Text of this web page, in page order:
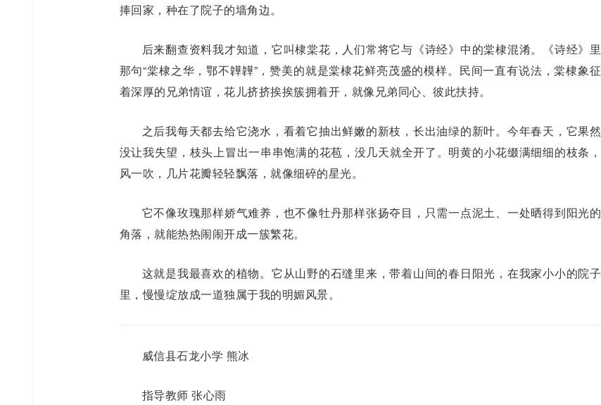
捧回家，种在了院子的墙角边。
后来翻查资料我才知道，它叫棣棠花，人们常将它与《诗经》中的棠棣混淆。《诗经》里
那句“棠棣之华，鄂不韡韡”，赞美的就是棠棣花鲜亮茂盛的模样。民间一直有说法，棠棣象征
着深厚的兄弟情谊，花儿挤挤挨挨簇拥着开，就像兄弟同心、彼此扶持。
之后我每天都去给它浇水，看着它抽出鲜嫩的新枝，长出油绿的新叶。今年春天，它果然
没让我失望，枝头上冒出一串串饱满的花苞，没几天就全开了。明黄的小花缀满细细的枝条，
风一吹，几片花瓣轻轻飘落，就像细碎的星光。
它不像玫瑰那样娇气难养，也不像牡丹那样张扬夺目，只需一点泥土、一处晒得到阳光的
角落，就能热热闹闹开成一簇繁花。
这就是我最喜欢的植物。它从山野的石缝里来，带着山间的春日阳光，在我家小小的院子
里，慢慢绽放成一道独属于我的明媚风景。
威信县石龙小学 熊冰
指导教师 张心雨